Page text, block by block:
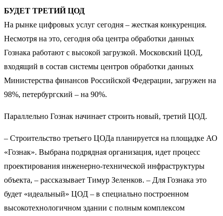
БУДЕТ ТРЕТИЙ ЦОД
На рынке цифровых услуг сегодня – жесткая конкуренция.
Несмотря на это, сегодня оба центра обработки данных
Гознака работают с высокой загрузкой. Московский ЦОД,
входящий в состав системы центров обработки данных
Министерства финансов Российской Федерации, загружен на
98%, петербургский – на 90%.
Параллельно Гознак начинает строить новый, третий ЦОД.
– Строительство третьего ЦОДа планируется на площадке АО
«Гознак». Выбрана подрядная организация, идет процесс
проектирования инженерно-технической инфраструктуры
объекта, – рассказывает Тимур Зеленков. – Для Гознака это
будет «идеальный» ЦОД – в специально построенном
высокотехнологичном здании с полным комплексом